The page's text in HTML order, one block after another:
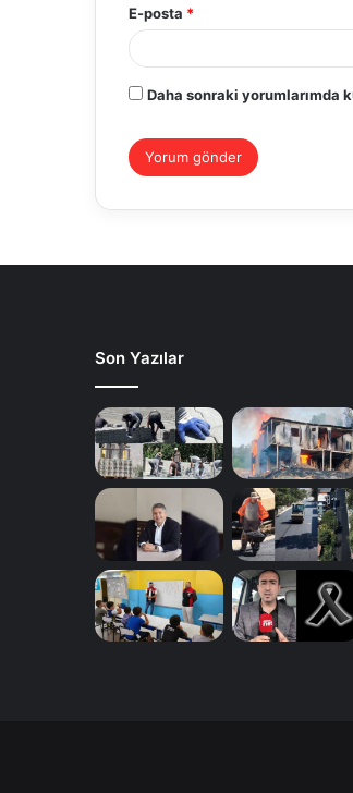
E-posta *
Daha sonraki yorumlarımda
Son Yazılar